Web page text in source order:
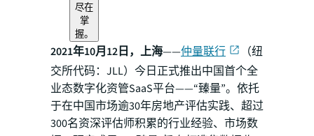
尽在
掌
握。
2021年10月12日，上海——仲量联行
（纽
交所代码：JLL）今日正式推出中国首个全
业态数字化资管SaaS平台——“臻量”。依托
于在中国市场逾30年房地产评估实践、超过
300名资深评估师积累的行业经验、市场数